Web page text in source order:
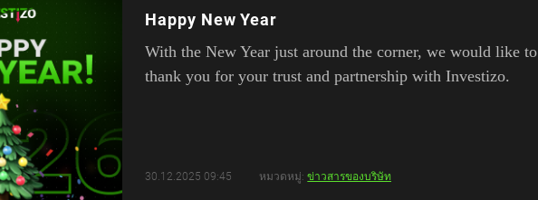
Happy New Year
With the New Year just around the corner, we would like to
thank you for your trust and partnership with Investizo.
30.12.2025 09:45 หมวดหมู่:ข่าวสารของบริษัท